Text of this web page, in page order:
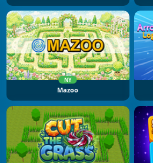
NY
Mazoo